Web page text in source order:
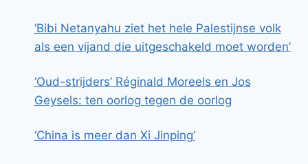
‘Bibi Netanyahu ziet het hele Palestijnse volk
als een vijand die uitgeschakeld moet worden’
‘Oud-strijders’ Réginald Moreels en Jos
Geysels: ten oorlog tegen de oorlog
‘China is meer dan Xi Jinping’